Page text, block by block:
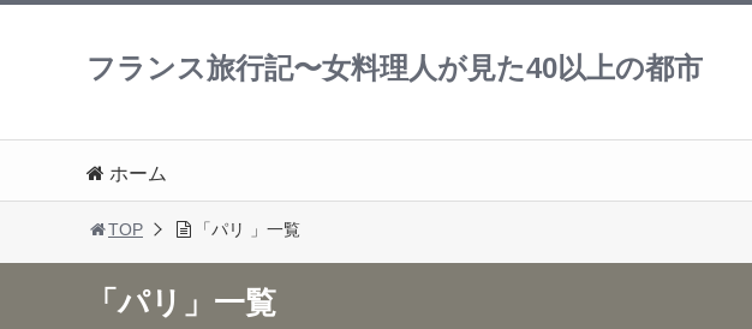
フランス旅行記〜女料理人が見た40以上の都市
ホーム
TOP 「パリ 」一覧
「パリ」一覧